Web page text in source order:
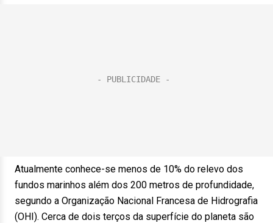
Atualmente conhece-se menos de 10% do relevo dos
fundos marinhos além dos 200 metros de profundidade,
segundo a Organização Nacional Francesa de Hidrografia
(OHI). Cerca de dois terços da superfície do planeta são